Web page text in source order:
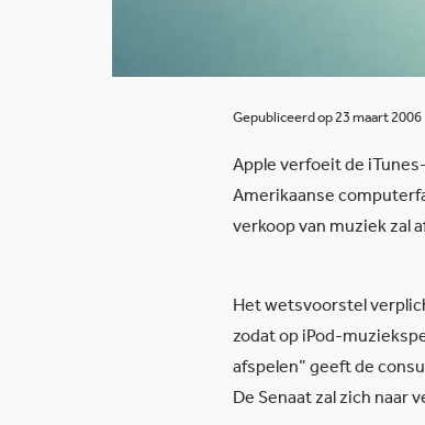
Gepubliceerd op 23 maart 2006
Apple verfoeit de
Amerikaanse
verkoop van muziek zal
Het wetsvoorstel
zodat op iPod-
afspelen” geeft de
De Senaat zal zich naar